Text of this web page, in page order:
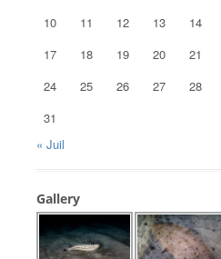
10
11 12 13 14
17
18 19 20 21
24
25 26 27 28
31
« Juil
Gallery